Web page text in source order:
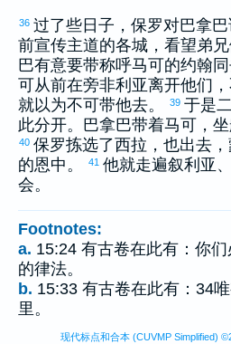
36 过了些日子， 保罗对巴拿巴
前宣传主道的各城，看望弟
巴有意要带称呼马可的约翰
可从前在旁非利亚离开他们
就以为不可带他去。
39 于是
此分开。 巴拿巴带着马可 ，
40 保罗拣选了西拉 ，也出去
的恩中。
41 他就走遍叙利亚 、
会。
Footnotes:
a. 15:24 有古卷在此有：你
的律法。
b. 15:33 有古卷在此有：34
里。
现代标点和合本 (CUVMP Simplified)